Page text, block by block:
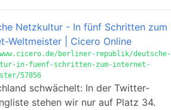
Netzkultur - In fünf Schritten zum
Weltmeister | Cicero Online
berliner-republik/deutsche-
in-fuenf-schritten-zum-internet-
57856
schwächelt: In der Twitter-
stehen wir nur auf Platz 34.